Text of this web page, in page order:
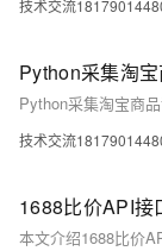
技术交流
Python采集淘宝商
技术交流
1688比价API接